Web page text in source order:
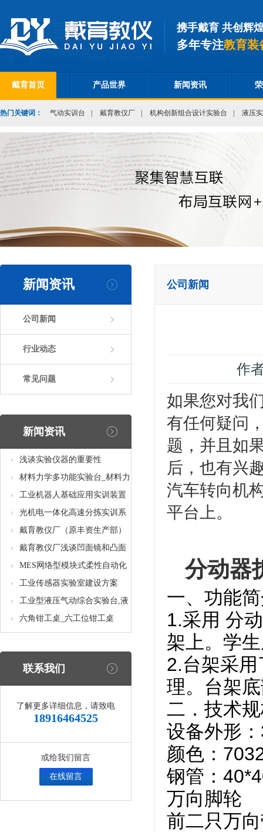
携手戴育 共创辉
多年专注教育装
戴育首页 产品世界 新闻资讯
热门关键词： 气动实训台 戴育教仪厂 机构创新组合设计实验台 液压
新闻资讯
公司新闻
行业动态
常见问题
新闻资讯
浅谈实验仪器的重要性
材料力学多功能实验台_材料力
学多功能考核实验实训设备
工业机器人基础应用实训装置
台_工业机器人基础应用实训考
核设备
光机电一体化高速分拣实训系
统_光机电一体化高速分拣实验
实训设备
戴育教仪厂（原丰资生产部）
助力春季高教仪器展
戴育教仪厂浅谈凹面镜和凸面
镜的区别之处
MES网络型模块式柔性自动化
生产线实验系统(八站)_模块柔
性自动化生产线教学实训设备
工业传感器实验室建设方案
工业型液压气动综合实验台,液
压气动综合实训台
六角钳工桌_六工位钳工桌
联系我们
了解更多详细信息，请致电
18916464525
或给我们留言
在线留言
公司新闻
作
如果您对我
有任何疑问
题，并且如
后，也有兴
汽车转向机
平台上。
分动器
一、功能
1.采用 分
架上。 学
2.台架采
理。台架
二．技术
设备外形
颜色：
钢管：
万向脚轮
前二只万